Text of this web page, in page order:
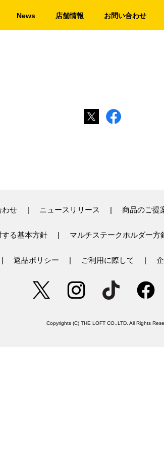
News 店舗情報 お問い合わせ
わせ ニュースリリース 商品のご提
る基本方針 マルチステークホルダー方
返品ポリシー ご利用に際して
Copyrights (C) THE LOFT CO.,LTD. All Rights